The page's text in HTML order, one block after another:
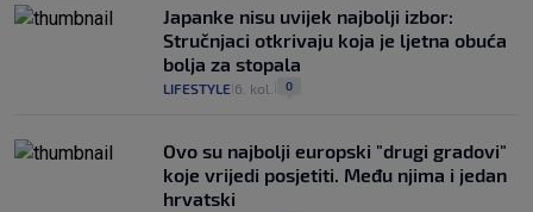
Japanke nisu uvijek najbolji izbor:
Stručnjaci otkrivaju koja je ljetna obuća
bolja za stopala
LIFESTYLE 6. kol. 0
Ovo su najbolji europski "drugi gradovi"
koje vrijedi posjetiti. Među njima i jedan
hrvatski